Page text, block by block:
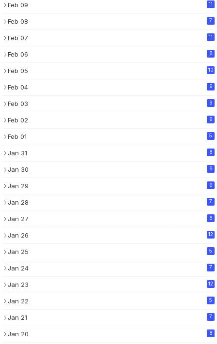
Feb 09 11
Feb 08 7
Feb 07 11
Feb 06 8
Feb 05 10
Feb 04 9
Feb 03 9
Feb 02 9
Feb 01 5
Jan 31 8
Jan 30 6
Jan 29 9
Jan 28 7
Jan 27 6
Jan 26 12
Jan 25 5
Jan 24 7
Jan 23 12
Jan 22 5
Jan 21 7
Jan 20 8